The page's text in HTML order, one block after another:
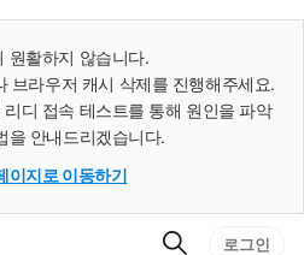
원활하지 않습니다.
브라우저 캐시 삭제를 진행해주세요.
디 접속 테스트를 통해 원인을 파악
을 안내드리겠습니다.
이지로 이동하기
검
로그인